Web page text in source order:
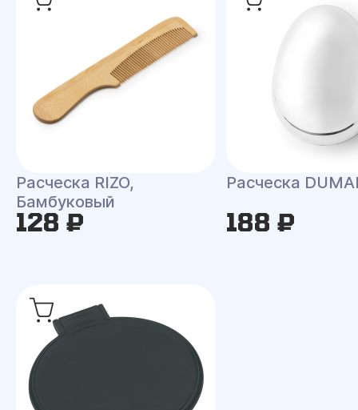
Расческа RIZO,
Бамбуковый
128 ₽
Расческа
188 ₽